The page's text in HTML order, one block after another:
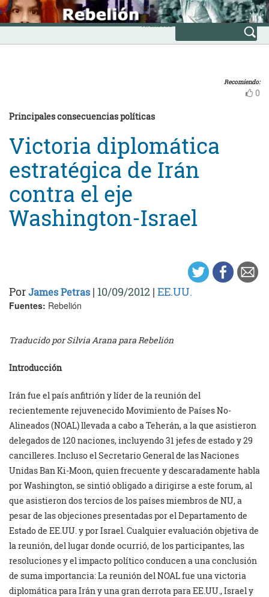
Skip
to
content
INICIO
Avanzada
Recomiendo:
0
Principales consecuencias políticas
Victoria diplomática
estratégica de Irán
contra el eje
Washington-Israel
PorJames Petras | 10/09/2012 | EE.UU.
Fuentes: Rebelión
Traducido por Silvia Arana para Rebelión
Introducción
Irán fue el país anfitrión y líder de la reunión del
recientemente rejuvenecido Movimiento de Países No-
Alineados (NOAL) llevada a cabo a Teherán, a la que asistieron
delegados de 120 naciones, incluyendo 31 jefes de estado y 29
cancilleres. Incluso el Secretario General de las Naciones
Unidas Ban Ki-Moon, quien frecuente y descaradamente habla
por Washington, se sintió obligado a dirigirse a este forum, al
que asistieron dos tercios de los países miembros de NU, a
pesar de las objeciones presentadas por el Departamento de
Estado de EE.UU. y por Israel. Cualquier evaluación objetiva de
la reunión, del lugar donde ocurrió, de los participantes, las
resoluciones y el impacto político conducen a una conclusión
de suma importancia: La reunión del NOAL fue una victoria
diplomática para Irán y una gran derrota para EE.UU., Israel y